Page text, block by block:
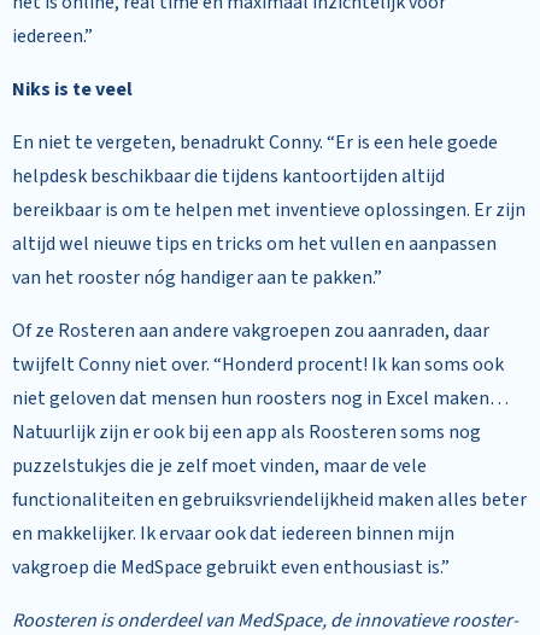
iedereen.”
Niks is te veel
En niet te vergeten, benadrukt Conny. “Er is een hele goede
helpdesk beschikbaar die tijdens kantoortijden altijd
bereikbaar is om te helpen met inventieve oplossingen. Er zijn
altijd wel nieuwe tips en tricks om het vullen en aanpassen
van het rooster nóg handiger aan te pakken.”
Of ze Rosteren aan andere vakgroepen zou aanraden, daar
twijfelt Conny niet over. “Honderd procent! Ik kan soms ook
niet geloven dat mensen hun roosters nog in Excel maken…
Natuurlijk zijn er ook bij een app als Roosteren soms nog
puzzelstukjes die je zelf moet vinden, maar de vele
functionaliteiten en gebruiksvriendelijkheid maken alles beter
en makkelijker. Ik ervaar ook dat iedereen binnen mijn
vakgroep die MedSpace gebruikt even enthousiast is.”
Roosteren is onderdeel van MedSpace, de innovatieve rooster-